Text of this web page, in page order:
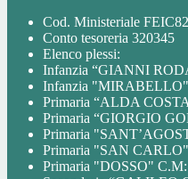
Cod. Ministeriale
Conto tesoreria 320345
Elenco plessi:
Infanzia “GIANNI
Infanzia
Primaria “ALDA
Primaria “GIORGIO
Primaria
Primaria "SAN
Primaria "DOSSO"